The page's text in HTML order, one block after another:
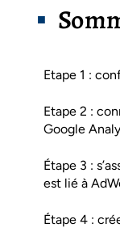
Etape 1 :
Etape 2 :
Google
Étape 3 :
est lié à
Étape 4 :